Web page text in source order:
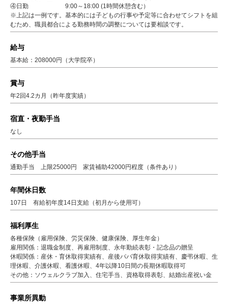
④日勤 9:00～18:00 (1時間休憩含む）
※上記は一例です。基本的には子どもの行事や予定等に合わせてシフトを組
むため、職員都合による勤務時間の調整については要相談です。
給与
基本給：208000円（大学院卒）
賞与
年2回4.2カ月（昨年度実績）
宿直・夜勤手当
なし
その他手当
通勤手当 上限25000円 家賃補助42000円程度（条件あり）
年間休日数
107日 有給初年度14日支給（初月から使用可）
福利厚生
各種保険（雇用保険、労災保険、健康保険、厚生年金）
雇用関係：退職金制度、再雇用制度、永年勤続表彰・記念品の贈呈
休暇関係：産休・育休取得実績有、産後パパ育休取得実績有、慶弔休暇、生
理休暇、介護休暇、看護休暇、4年以降10日間の長期休暇取得可
その他：ソウェルクラブ加入、住宅手当、資格取得表彰、結婚出産祝い金
事業所異動